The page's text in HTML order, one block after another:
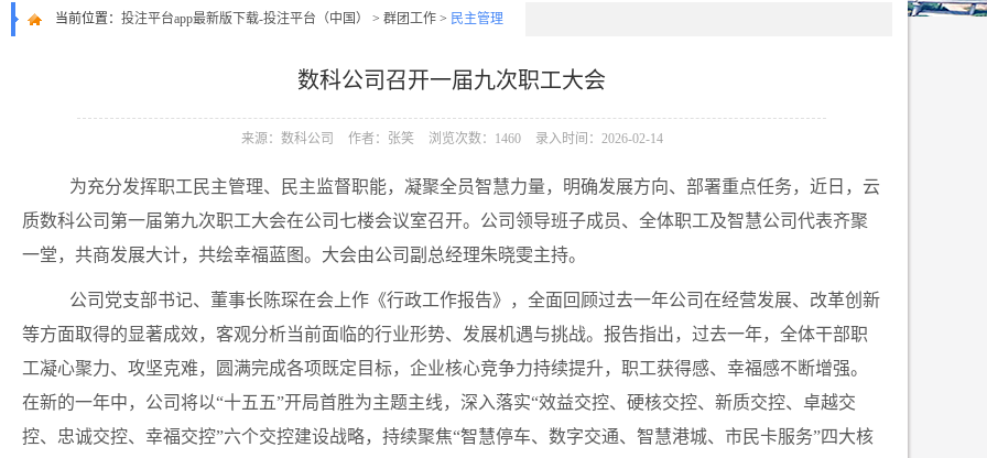
当前位置： 投注平台app最新版下载-投注平台（中国） > 群团工作 > 民主管理
数科公司召开一届九次职工大会
来源：数科公司 作者：张笑 浏览次数：1460 录入时间：2026-02-14
为充分发挥职工民主管理、民主监督职能，凝聚全员智慧力量，明确发展方向、部署重点任务，近日，云
质数科公司第一届第九次职工大会在公司七楼会议室召开。公司领导班子成员、全体职工及智慧公司代表齐聚
一堂，共商发展大计，共绘幸福蓝图。大会由公司副总经理朱晓雯主持。
公司党支部书记、董事长陈琛在会上作《行政工作报告》，全面回顾过去一年公司在经营发展、改革创新
等方面取得的显著成效，客观分析当前面临的行业形势、发展机遇与挑战。报告指出，过去一年，全体干部职
工凝心聚力、攻坚克难，圆满完成各项既定目标，企业核心竞争力持续提升，职工获得感、幸福感不断增强。
在新的一年中，公司将以“十五五”开局首胜为主题主线，深入落实“效益交控、硬核交控、新质交控、卓越交
控、忠诚交控、幸福交控”六个交控建设战略，持续聚焦“智慧停车、数字交通、智慧港城、市民卡服务”四大核